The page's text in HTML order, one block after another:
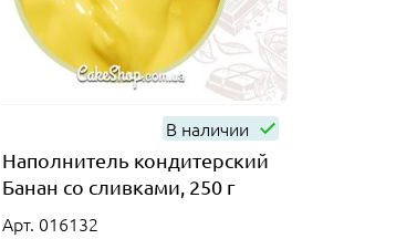
В наличии
Наполнитель кондитерский
Банан со сливками, 250 г
Арт. 016132